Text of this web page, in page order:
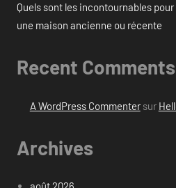
Quels sont les incontournables
une maison ancienne ou récente
Recent Comments
A WordPress Commentersur
Archives